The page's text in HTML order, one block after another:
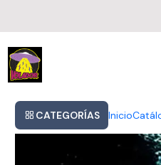
CATEGORÍAS Inicio